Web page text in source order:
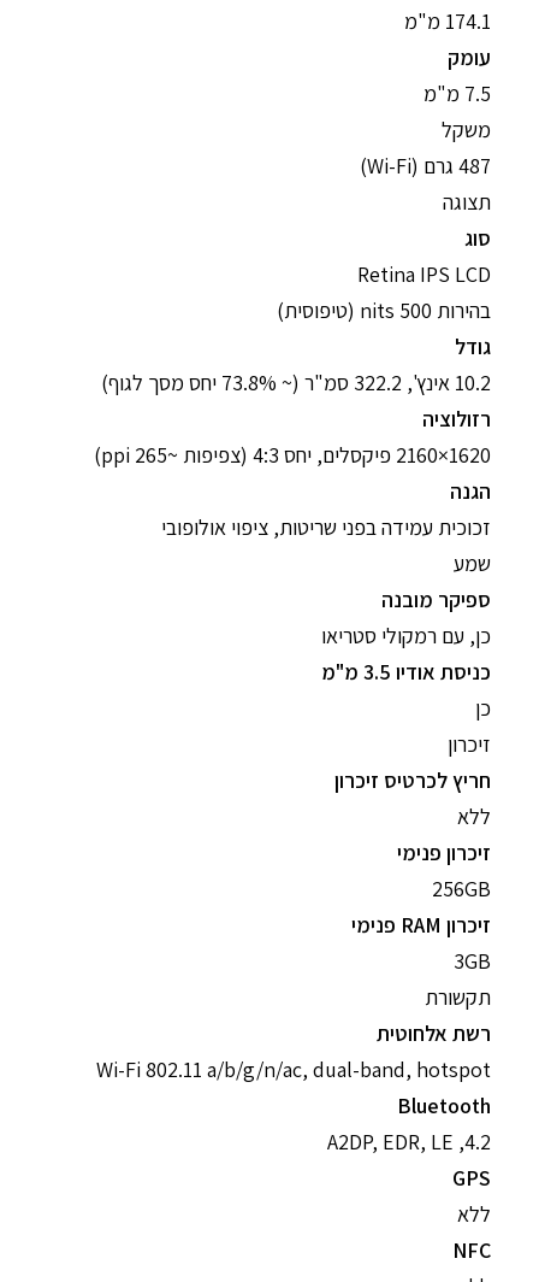
174.1 מ"מ
עומק
7.5 מ"מ
משקל
487 גרם (Wi-Fi)
תצוגה
סוג
Retina IPS LCD
בהירות 500 nits (טיפוסית)
גודל
10.2 אינץ', 322.2 סמ"ר (~ 73.8% יחס מסך לגוף)
רזולוציה
1620×2160 פיקסלים, יחס 4:3 (צפיפות ~265 ppi)
הגנה
זכוכית עמידה בפני שריטות, ציפוי אולופובי
שמע
ספיקר מובנה
כן, עם רמקולי סטריאו
כניסת אודיו 3.5 מ"מ
כן
זיכרון
חריץ לכרטיס זיכרון
ללא
זיכרון פנימי
256GB
זיכרון RAM פנימי
3GB
תקשורת
רשת אלחוטית
Wi-Fi 802.11 a/b/g/n/ac, dual-band, hotspot
Bluetooth
4.2, A2DP, EDR, LE
GPS
ללא
NFC